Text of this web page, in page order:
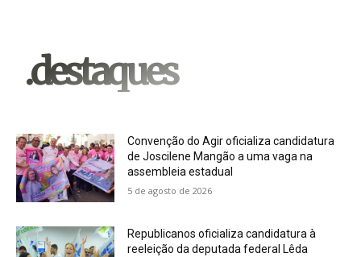
.destaques
Convenção do Agir oficializa candidatura
de Joscilene Mangão a uma vaga na
assembleia estadual
5 de agosto de 2026
Republicanos oficializa candidatura à
reeleição da deputada federal Lêda